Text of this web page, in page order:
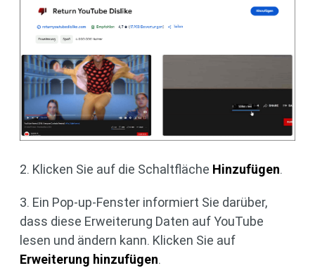
2. Klicken Sie auf die Schaltfläche Hinzufügen.
3. Ein Pop-up-Fenster informiert Sie darüber,
dass diese Erweiterung Daten auf YouTube
lesen und ändern kann. Klicken Sie auf
Erweiterung hinzufügen.